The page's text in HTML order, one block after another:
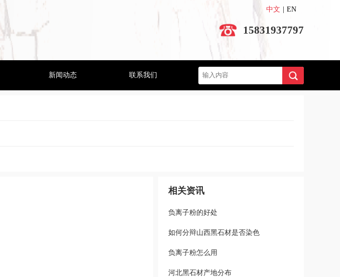
15831937797
中文 EN
新闻动态 联系我们
相关资讯
负离子粉的好处
如何分辩山西黑石材是否染色
负离子粉怎么用
河北黑石材产地分布